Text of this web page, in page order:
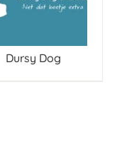
Dursy Dog